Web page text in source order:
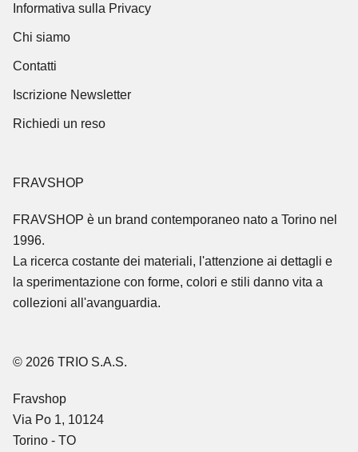
Informativa sulla Privacy
Chi siamo
Contatti
Iscrizione Newsletter
Richiedi un reso
FRAVSHOP
FRAVSHOP è un brand contemporaneo nato a Torino nel
1996.
La ricerca costante dei materiali, l'attenzione ai dettagli e
la sperimentazione con forme, colori e stili danno vita a
collezioni all'avanguardia.
© 2026 TRIO S.A.S.
Fravshop
Via Po 1, 10124
Torino - TO